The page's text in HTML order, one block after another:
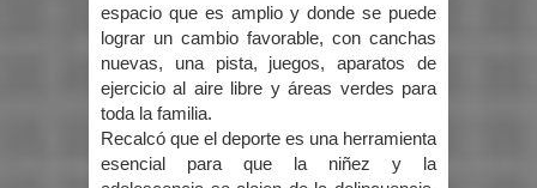
espacio que es amplio y donde se puede
lograr un cambio favorable, con canchas
nuevas, una pista, juegos, aparatos de
ejercicio al aire libre y áreas verdes para
toda la familia.
Recalcó que el deporte es una herramienta
esencial para que la niñez y la